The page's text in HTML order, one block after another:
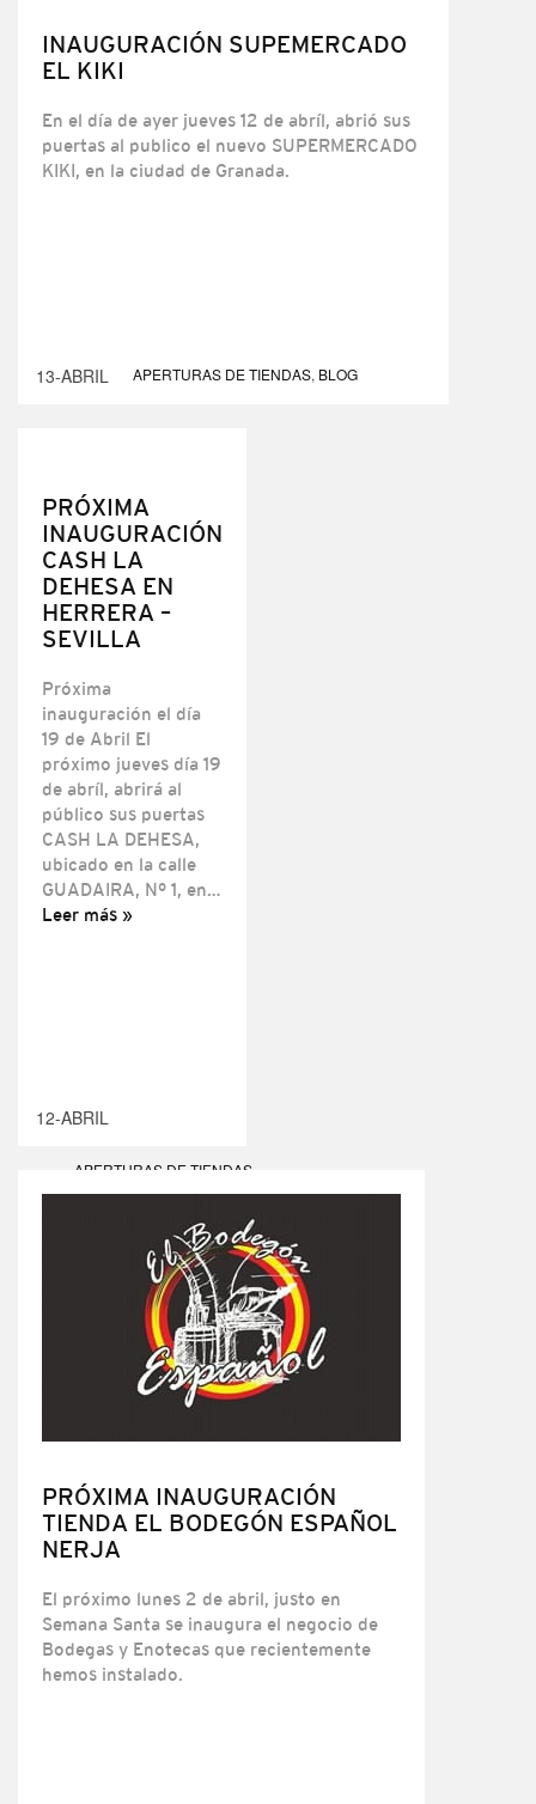
INAUGURACIÓN SUPEMERCADO
EL KIKI
En el día de ayer jueves 12 de abríl, abrió sus
puertas al publico el nuevo SUPERMERCADO
KIKI, en la ciudad de Granada.
13-ABRIL APERTURAS DE TIENDAS, BLOG
PRÓXIMA
INAUGURACIÓN
CASH LA
DEHESA EN
HERRERA –
SEVILLA
Próxima
inauguración el día
19 de Abril El
próximo jueves día 19
de abríl, abrirá al
público sus puertas
CASH LA DEHESA,
ubicado en la calle
GUADAIRA, Nº 1, en…
Leer más »
12-ABRIL
APERTURAS DE TIENDAS
PRÓXIMA INAUGURACIÓN
TIENDA EL BODEGÓN ESPAÑOL
NERJA
El próximo lunes 2 de abril, justo en
Semana Santa se inaugura el negocio de
Bodegas y Enotecas que recientemente
hemos instalado.